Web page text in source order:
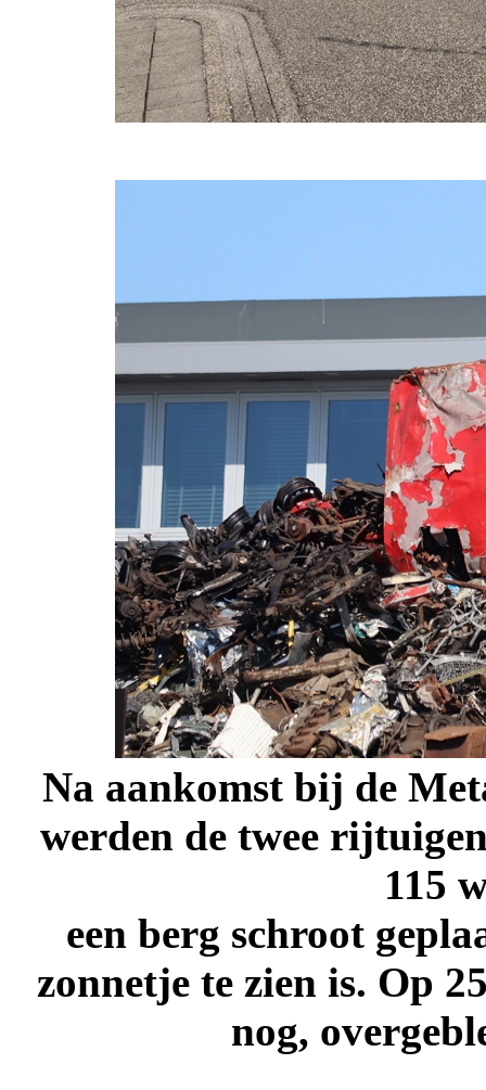
Na aankomst bij de
werden de twee
115
een berg schroot
zonnetje te zien is. Op
nog,